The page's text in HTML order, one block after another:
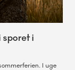
sporet i
I uge